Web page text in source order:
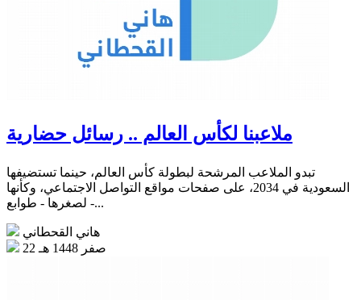
ملاعبنا لكأس العالم .. رسائل حضارية
تبدو الملاعب المرشحة لبطولة كأس العالم، حينما تستضيفها
السعودية في 2034، على صفحات مواقع التواصل الاجتماعي، وكأنها
- لصغرها - طوابع...
هاني القحطاني
22 صفر 1448 هـ